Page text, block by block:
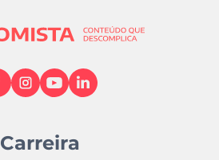
Carreira